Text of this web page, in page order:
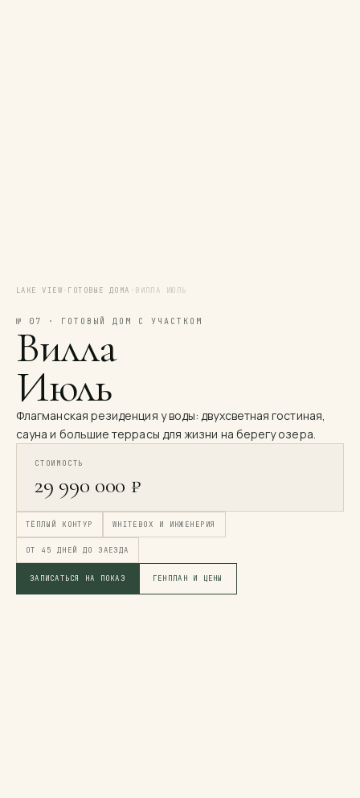
LAKE VIEW · ГОТОВЫЕ ДОМА · ВИЛЛА ИЮЛЬ
№ 07 · ГОТОВЫЙ ДОМ С УЧАСТКОМ
Вилла
Июль
Флагманская резиденция у воды: двухсветная гостиная,
сауна и большие террасы для жизни на берегу озера.
СТОИМОСТЬ
29 990 000 ₽
ТЁПЛЫЙ КОНТУР WHITEBOX И ИНЖЕНЕРИЯ
ОТ 45 ДНЕЙ ДО ЗАЕЗДА
ЗАПИСАТЬСЯ НА ПОКАЗ ГЕНПЛАН И ЦЕНЫ